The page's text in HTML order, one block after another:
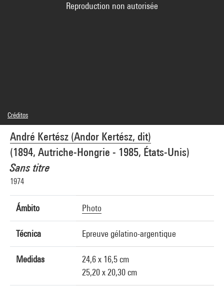
André Kertész (Andor Kertész, dit)
(1894, Autriche-Hongrie - 1985, États-Unis)
Sans titre
1974
Ámbito Photo
Técnica Epreuve gélatino-argentique
Medidas
24,6 x 16,5 cm
25,20 x 20,30 cm
Reproduction non autorisée
Créditos
© RMN-Grand Palais
Créditos fotográficos : Centre Pompidou, MNAM-CCI/Philippe Migeat/Dist.
GrandPalaisRmn
Referencia de la imagen : 4N12358
Difusión de la imagen :